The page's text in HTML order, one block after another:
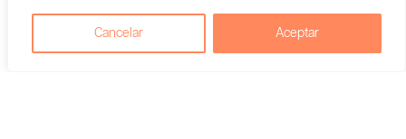
Cancelar Aceptar